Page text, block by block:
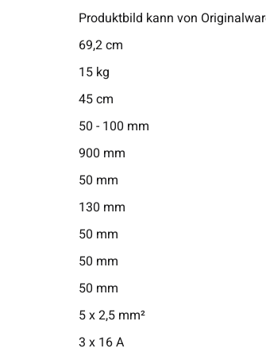
Produktbild kann von
69,2 cm
15 kg
45 cm
50 - 100 mm
900 mm
50 mm
130 mm
50 mm
50 mm
50 mm
5 x 2,5 mm²
3 x 16 A